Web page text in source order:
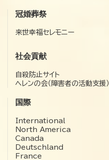
冠婚葬祭
来世幸福セレモニー
社会貢献
自殺防止サイト
ヘレンの会（障害者の活動支援）
国際
International
North America
Canada
Deutschland
France